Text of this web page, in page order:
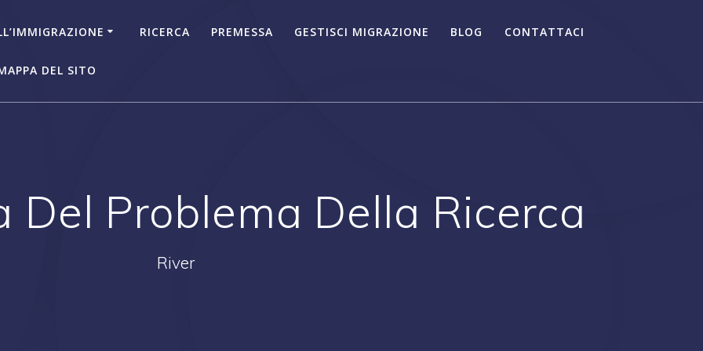
RICERCA PREMESSA GESTISCI MIGRAZIONE BLOG CONTATTACI
DEL SITO
Del Problema Della Ricerca
River